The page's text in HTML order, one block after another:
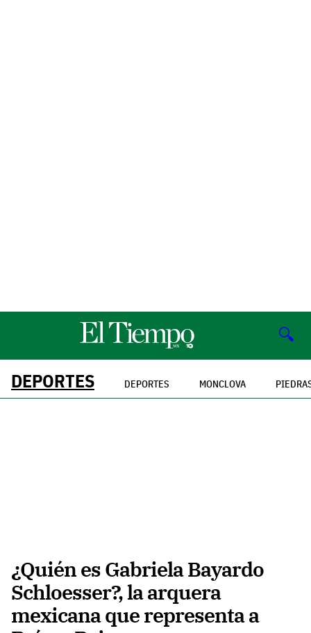
🔍
DEPORTES DEPORTES MONCLOVA
¿Quién es Gabriela Bayardo
Schloesser?, la arquera
mexicana que representa a